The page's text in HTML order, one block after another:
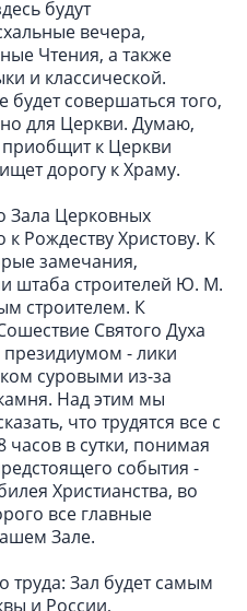
будут
вечера,
Чтения, а также
и классической.
будет совершаться того,
для Церкви. Думаю,
к Церкви
дорогу к Храму.
Зала Церковных
Рождеству Христову. К
замечания,
штаба строителей Ю. М.
строителем. К
Святого Духа
президиумом - лики
суровыми из-за
Над этим мы
что трудятся все с
часов в сутки, понимая
события -
Христианства, во
все главные
Зале.
труда: Зал будет самым
и России,